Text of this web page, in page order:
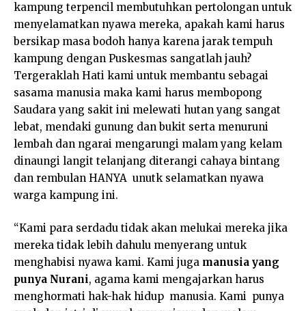
kampung terpencil membutuhkan pertolongan untuk
menyelamatkan nyawa mereka, apakah kami harus
bersikap masa bodoh hanya karena jarak tempuh
kampung dengan Puskesmas sangatlah jauh?
Tergeraklah Hati kami untuk membantu sebagai
sasama manusia maka kami harus membopong
Saudara yang sakit ini melewati hutan yang sangat
lebat, mendaki gunung dan bukit serta menuruni
lembah dan ngarai mengarungi malam yang kelam
dinaungi langit telanjang diterangi cahaya bintang
dan rembulan HANYA unutk selamatkan nyawa
warga kampung ini.
“Kami para serdadu tidak akan melukai mereka jika
mereka tidak lebih dahulu menyerang untuk
menghabisi nyawa kami. Kami juga manusia yang
punya Nurani, agama kami mengajarkan harus
menghormati hak-hak hidup manusia. Kami punya